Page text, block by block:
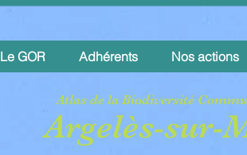
Le GOR Adhérents Nos actions
Atlas de la Biodiversité
Argelès-sur-